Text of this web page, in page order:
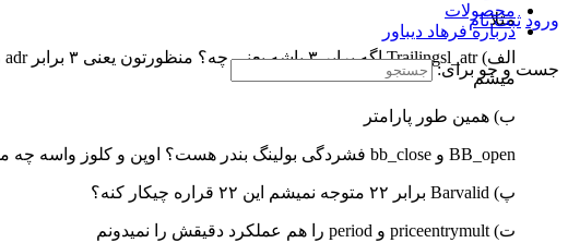
ورود ثبت نام
محصولات
درباره فرهاد دیباور
جست و جو برای:
مثلا
میشم
ب) همین طور پارامتر
BB_open و bb_close فشردگی بولینگ بندر هست؟ اوپن و کلوز واسه چه مواردی کاربرد داره؟
پ) Barvalid برابر ۲۲ متوجه نمیشم این ۲۲ قراره چیکار کنه؟
ت) priceentrymult و period را هم عملکرد دقیقش را نمیدونم